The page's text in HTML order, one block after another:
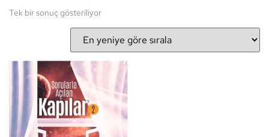
Tek bir sonuç gösteriliyor